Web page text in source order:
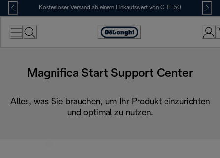
Skip
to
Content
Kostenloser Versand ab einem Einkaufswert von CHF 50
Erklärung
Magnifica Start Support Center
Alles, was Sie brauchen, um Ihr Produkt einzurichten
und optimal zu nutzen.